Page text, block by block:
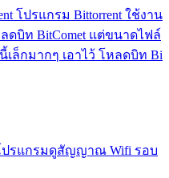
โปรแกรม Bittorrent ใช้งาน
ดบิท BitComet แต่ขนาดไฟล์
เล็กมากๆ เอาไว้ โหลดบิท Bi
โปรแกรมดูสัญญาณ Wifi รอบ